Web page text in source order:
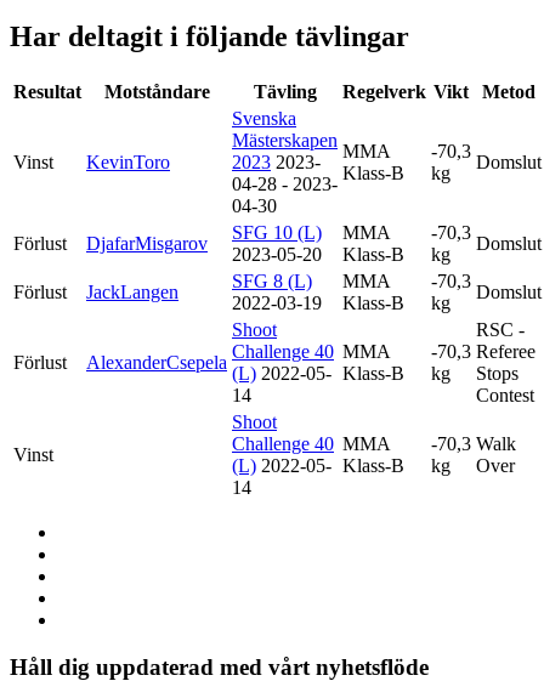
Har deltagit i följande tävlingar
Resultat Motståndare Tävling Regelverk Vikt Metod
Vinst KevinToro
Svenska
Mästerskapen
2023 2023-
04-28 - 2023-
04-30
MMA
Klass-B
-70,3
kg
Domslut
Förlust DjafarMisgarov
SFG 10 (L)
2023-05-20
MMA
Klass-B
-70,3
kg
Domslut
Förlust JackLangen
SFG 8 (L)
2022-03-19
MMA
Klass-B
-70,3
kg
Domslut
Förlust AlexanderCsepela
Shoot
Challenge 40
(L) 2022-05-
14
MMA
Klass-B
-70,3
kg
RSC -
Referee
Stops
Contest
Vinst
Shoot
Challenge 40
(L) 2022-05-
14
MMA
Klass-B
-70,3
kg
Walk
Over
Håll dig uppdaterad med vårt nyhetsflöde